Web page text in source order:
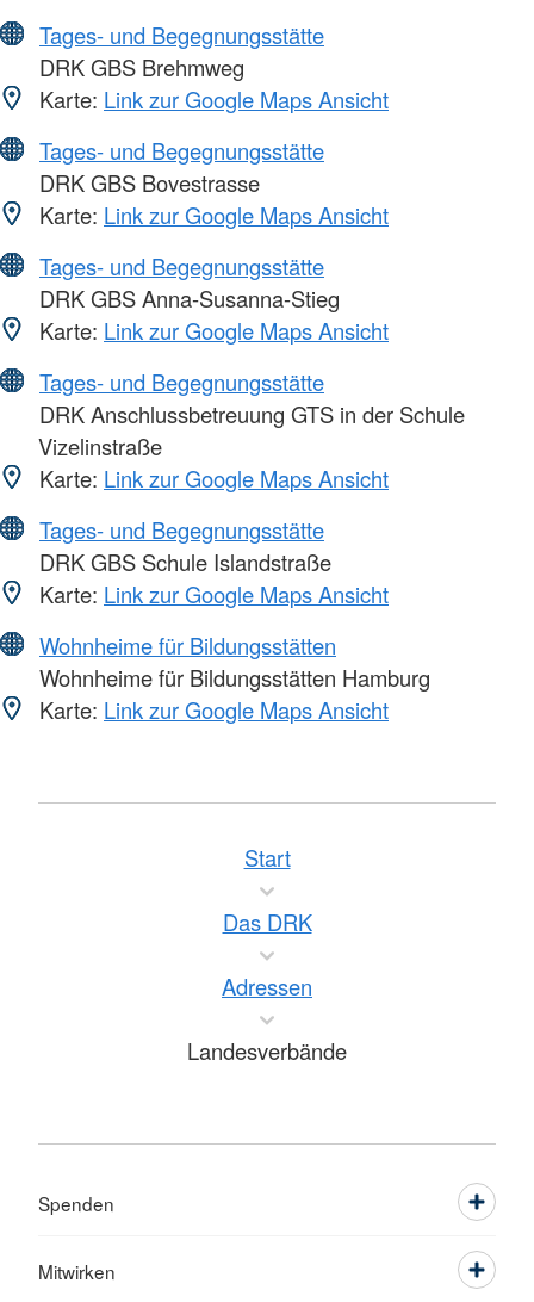
Tages- und Begegnungsstätte
DRK GBS Brehmweg
Karte: Link zur Google Maps Ansicht
Tages- und Begegnungsstätte
DRK GBS Bovestrasse
Karte: Link zur Google Maps Ansicht
Tages- und Begegnungsstätte
DRK GBS Anna-Susanna-Stieg
Karte: Link zur Google Maps Ansicht
Tages- und Begegnungsstätte
DRK Anschlussbetreuung GTS in der Schule
Vizelinstraße
Karte: Link zur Google Maps Ansicht
Tages- und Begegnungsstätte
DRK GBS Schule Islandstraße
Karte: Link zur Google Maps Ansicht
Wohnheime für Bildungsstätten
Wohnheime für Bildungsstätten Hamburg
Karte: Link zur Google Maps Ansicht
Start
Das DRK
Adressen
Landesverbände
Spenden
Mitwirken